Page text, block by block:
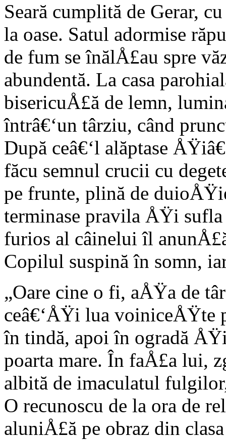
Seară cumplită de Gerar,
la oase. Satul adormise
de fum se înălÅ£au spre
abundentă. La casa
bisericuÅ£ă de lemn,
întrâ€‘un târziu, când
După ceâ€‘l alăptase
făcu semnul crucii cu
pe frunte, plină de
terminase pravila ÅŸi
furios al câinelui îl
Copilul suspină în somn,
„Oare cine o fi, aÅŸa de
ceâ€‘ÅŸi lua voiniceÅŸte
în tindă, apoi în ogradă
poarta mare. În faÅ£a lui,
albită de imaculatul
O recunoscu de la ora de
aluniÅ£ă pe obraz din